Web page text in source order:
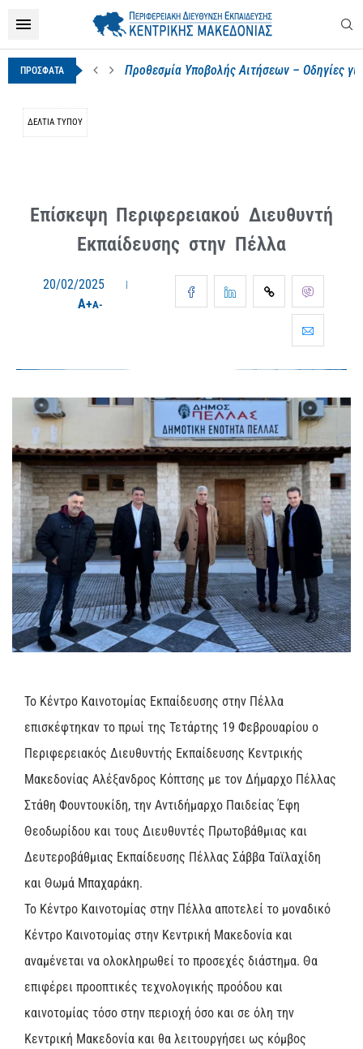
ΠΡΟΣΦΑΤΑ Προθεσμία Υποβολής Αιτήσεων – Οδηγίες
ΔΕΛΤΊΑ ΤΎΠΟΥ
Επίσκεψη Περιφερειακού Διευθυντή
Εκπαίδευσης στην Πέλλα
20/02/2025
A+A-
Το Κέντρο Καινοτομίας Εκπαίδευσης στην Πέλλα
επισκέφτηκαν το πρωί της Τετάρτης 19 Φεβρουαρίου ο
Περιφερειακός Διευθυντής Εκπαίδευσης Κεντρικής
Μακεδονίας Αλέξανδρος Κόπτσης με τον Δήμαρχο Πέλλας
Στάθη Φουντουκίδη, την Αντιδήμαρχο Παιδείας Έφη
Θεοδωρίδου και τους Διευθυντές Πρωτοβάθμιας και
Δευτεροβάθμιας Εκπαίδευσης Πέλλας Σάββα Ταϊλαχίδη
και Θωμά Μπαχαράκη.
Το Κέντρο Καινοτομίας στην Πέλλα αποτελεί το μοναδικό
Κέντρο Καινοτομίας στην Κεντρική Μακεδονία και
αναμένεται να ολοκληρωθεί το προσεχές διάστημα. Θα
επιφέρει προοπτικές τεχνολογικής προόδου και
καινοτομίας τόσο στην περιοχή όσο και σε όλη την
Κεντρική Μακεδονία και θα λειτουργήσει ως κόμβος